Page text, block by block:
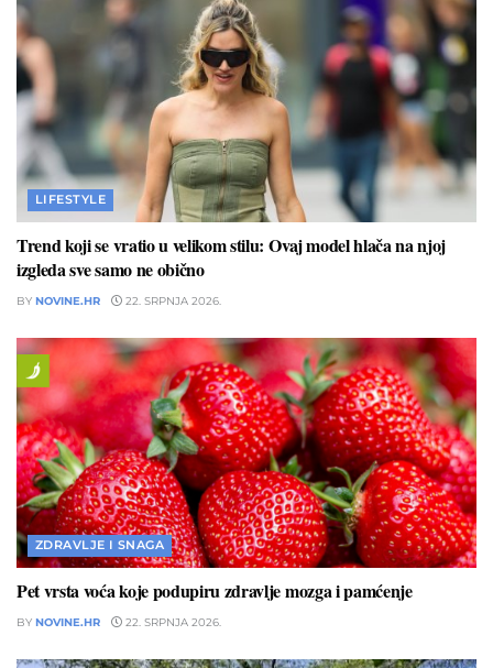
LIFESTYLE
Trend koji se vratio u velikom stilu: Ovaj model hlača na njoj
izgleda sve samo ne obično
BY NOVINE.HR 22. SRPNJA 2026.
ZDRAVLJE I SNAGA
Pet vrsta voća koje podupiru zdravlje mozga i pamćenje
BY NOVINE.HR 22. SRPNJA 2026.